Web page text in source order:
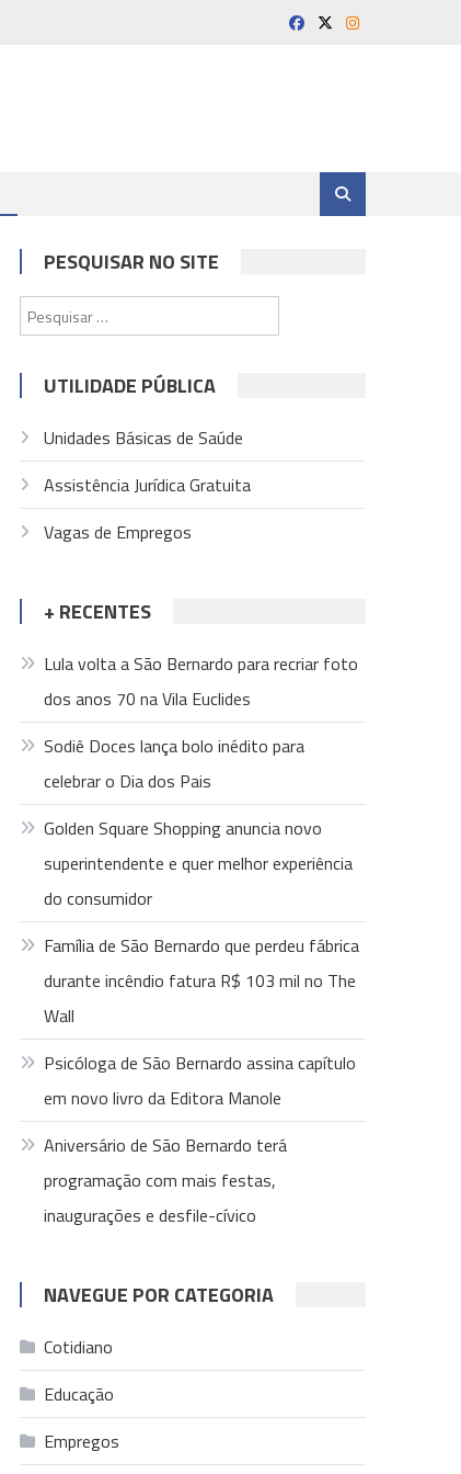
PESQUISAR NO SITE
por:
UTILIDADE PÚBLICA
Unidades Básicas de Saúde
Assistência Jurídica Gratuita
Vagas de Empregos
+ RECENTES
Lula volta a São Bernardo para recriar foto
dos anos 70 na Vila Euclides
Sodiê Doces lança bolo inédito para
celebrar o Dia dos Pais
Golden Square Shopping anuncia novo
superintendente e quer melhor experiência
do consumidor
Família de São Bernardo que perdeu fábrica
durante incêndio fatura R$ 103 mil no The
Wall
Psicóloga de São Bernardo assina capítulo
em novo livro da Editora Manole
Aniversário de São Bernardo terá
programação com mais festas,
inaugurações e desfile-cívico
NAVEGUE POR CATEGORIA
Cotidiano
Educação
Empregos